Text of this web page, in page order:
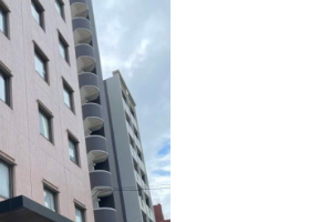
n
e